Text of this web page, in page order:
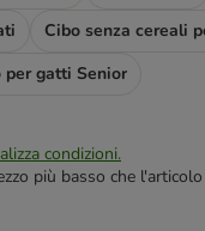
Cibo senza cereali
per gatti Senior
condizioni.
più basso che